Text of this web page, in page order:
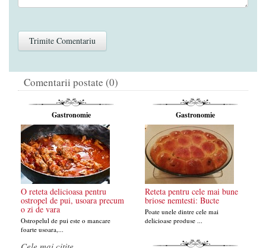
Comentarii postate (0)
Gastronomie
O reteta delicioasa pentru
ostropel de pui, usoara precum
o zi de vara
Ostropelul de pui este o mancare
foarte usoara,...
Gastronomie
Reteta pentru cele mai bune
briose nemtesti: Bucte
Poate unele dintre cele mai
delicioase produse ...